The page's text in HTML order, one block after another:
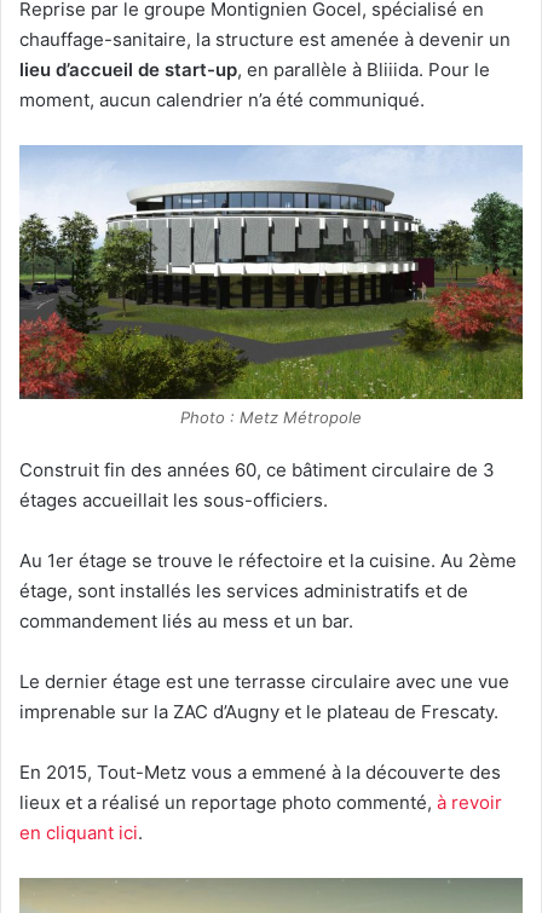
Reprise par le groupe Montignien Gocel, spécialisé en
chauffage-sanitaire, la structure est amenée à devenir un
lieu d’accueil de start-up, en parallèle à Bliiida. Pour le
moment, aucun calendrier n’a été communiqué.
Photo : Metz Métropole
Construit fin des années 60, ce bâtiment circulaire de 3
étages accueillait les sous-officiers.
Au 1er étage se trouve le réfectoire et la cuisine. Au 2ème
étage, sont installés les services administratifs et de
commandement liés au mess et un bar.
Le dernier étage est une terrasse circulaire avec une vue
imprenable sur la ZAC d’Augny et le plateau de Frescaty.
En 2015, Tout-Metz vous a emmené à la découverte des
lieux et a réalisé un reportage photo commenté, à revoir
en cliquant ici.